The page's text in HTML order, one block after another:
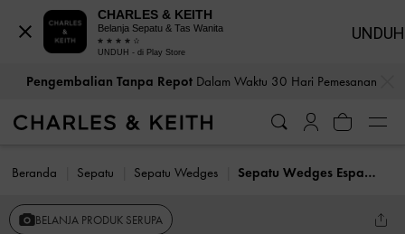
Pengembalian Tanpa RepotDalam Waktu 30 Hari Pemesanan
Beranda Sepatu Sepatu Wedges Sepatu Wedges Espadrille Cut-Out
BELANJA PRODUK SERUPA
CHARLES & KEITH
Belanja Sepatu & Tas Wanita
UNDUH - di Play Store
UNDUH